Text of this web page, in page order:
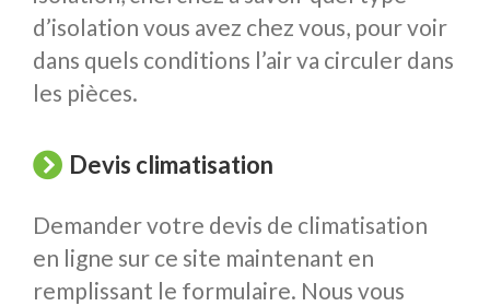
d’isolation vous avez chez vous, pour voir
dans quels conditions l’air va circuler dans
les pièces.
Devis climatisation
Demander votre devis de climatisation
en ligne sur ce site maintenant en
remplissant le formulaire. Nous vous